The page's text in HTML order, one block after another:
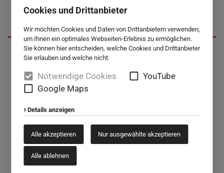
Cookies und Drittanbieter
Wir möchten Cookies und Daten von Drittanbietern verwenden,
um Ihnen ein optimales Webseiten-Erlebnis zu ermöglichen.
Sie können hier entscheiden, welche Cookies und Drittanbieter
Sie erlauben und welche nicht.
Notwendige Cookies
YouTube
Google Maps
Details anzeigen
Alle akzeptieren Nur ausgewählte akzeptieren
Alle ablehnen
Sozialpädagogik der Englischen
1971
In diesem Jahr kommt es auf Geheiß der damaligen
Ausbildungsstätte von Haag nach
Eichstätt. Caritasdirektor Weidendorfer und Landrat
Konrad Regler hatten darum gebeten.
Über zwölf Jahre gewährt die Mädchen-Realschule
des Institutes der Englischen Fräulein der